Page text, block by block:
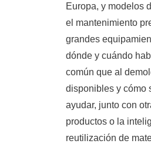
Europa, y modelos
el mantenimiento
grandes
dónde y cuándo
común que al
disponibles y cómo
ayudar, junto con
productos o la
reutilización de